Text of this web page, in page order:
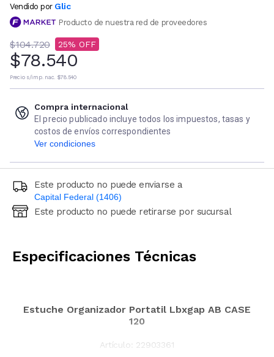
Vendido por Glic
Producto de nuestra red de proveedores
$104.720 25
$78.540
Precio s/imp. nac. $78.540
Compra internacional
El precio publicado incluye todos los impuestos, tasas y
costos de envíos correspondientes
Ver condiciones
Este producto no puede enviarse a
Capital Federal (1406)
Ingresá código postal (sólo números)
Este producto no puede retirarse por sucursal
Especificaciones Técnicas
Estuche Organizador Portatil Lbxgap AB CASE
120
Artículo: 22903361